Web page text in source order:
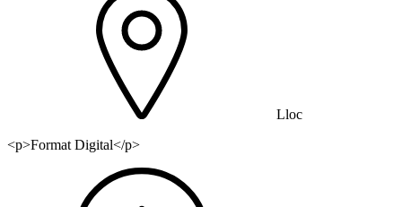
Lloc
<p>Format Digital</p>